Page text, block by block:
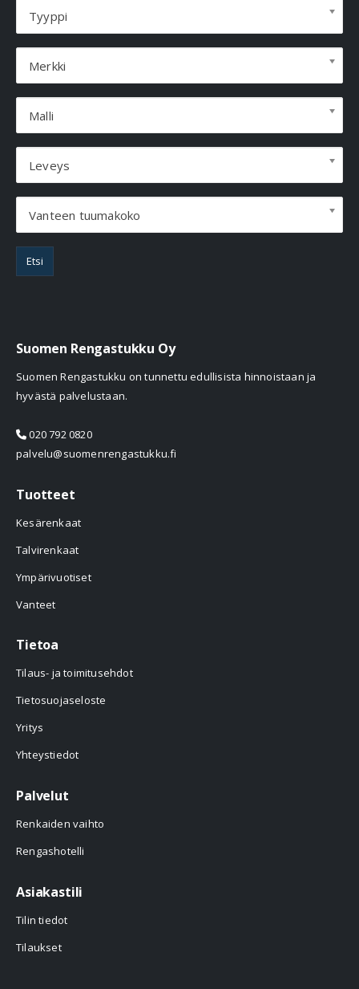
Tyyppi
Merkki
Malli
Leveys
Vanteen tuumakoko
Etsi
Suomen Rengastukku Oy
Suomen Rengastukku on tunnettu edullisista hinnoistaan ja
hyvästä palvelustaan.
020 792 0820
palvelu@suomenrengastukku.fi
Tuotteet
Kesärenkaat
Talvirenkaat
Ympärivuotiset
Vanteet
Tietoa
Tilaus- ja toimitusehdot
Tietosuojaseloste
Yritys
Yhteystiedot
Palvelut
Renkaiden vaihto
Rengashotelli
Asiakastili
Tilin tiedot
Tilaukset